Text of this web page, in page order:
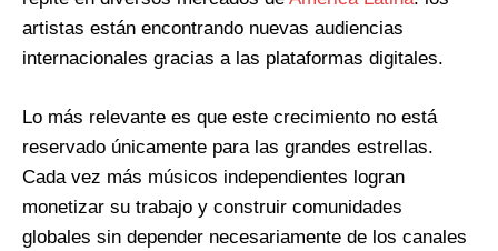
artistas están encontrando nuevas audiencias
internacionales gracias a las plataformas digitales.
Lo más relevante es que este crecimiento no está
reservado únicamente para las grandes estrellas.
Cada vez más músicos independientes logran
monetizar su trabajo y construir comunidades
globales sin depender necesariamente de los canales